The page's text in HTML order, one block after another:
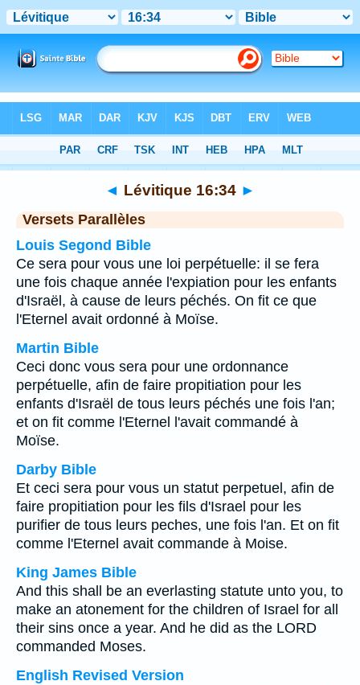
Chapitre 16 > Verset 34
◄ Lévitique 16:34 ►
Versets Parallèles
Louis Segond Bible
Ce sera pour vous une loi perpétuelle: il se fera
une fois chaque année l'expiation pour les enfants
d'Israël, à cause de leurs péchés. On fit ce que
l'Eternel avait ordonné à Moïse.
Martin Bible
Ceci donc vous sera pour une ordonnance
perpétuelle, afin de faire propitiation pour les
enfants d'Israël de tous leurs péchés une fois l'an;
et on fit comme l'Eternel l'avait commandé à
Moïse.
Darby Bible
Et ceci sera pour vous un statut perpetuel, afin de
faire propitiation pour les fils d'Israel pour les
purifier de tous leurs peches, une fois l'an. Et on fit
comme l'Eternel avait commande à Moise.
King James Bible
And this shall be an everlasting statute unto you, to
make an atonement for the children of Israel for all
their sins once a year. And he did as the LORD
commanded Moses.
English Revised Version